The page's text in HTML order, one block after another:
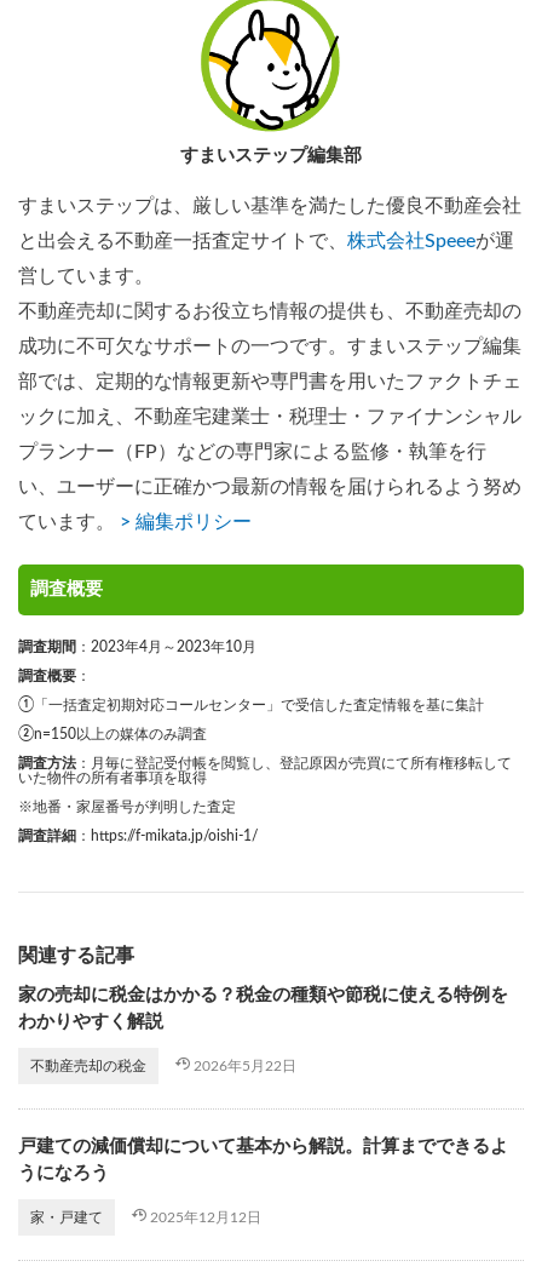
すまいステップ編集部
すまいステップは、厳しい基準を満たした優良不動産会社
と出会える不動産一括査定サイトで、 株式会社Speeeが運
営しています。
不動産売却に関するお役立ち情報の提供も、不動産売却の
成功に不可欠なサポートの一つです。すまいステップ編集
部では、定期的な情報更新や専門書を用いたファクトチェ
ックに加え、不動産宅建業士・税理士・ファイナンシャル
プランナー（FP）などの専門家による監修・執筆を行
い、ユーザーに正確かつ最新の情報を届けられるよう努め
ています。 > 編集ポリシー
調査概要
調査期間 ：2023年4月～2023年10月
調査概要 ：
①「一括査定初期対応コールセンター」で受信した査定情報を基に集計
②n=150以上の媒体のみ調査
調査方法 ：月毎に登記受付帳を閲覧し、登記原因が売買にて所有権移転して
いた物件の所有者事項を取得
※地番・家屋番号が判明した査定
調査詳細 ： https://f-mikata.jp/oishi-1/
関連する記事
家の売却に税金はかかる？税金の種類や節税に使える特例を
わかりやすく解説
不動産売却の税金 2026年5月22日
戸建ての減価償却について基本から解説。計算までできるよ
うになろう
家・戸建て 2025年12月12日